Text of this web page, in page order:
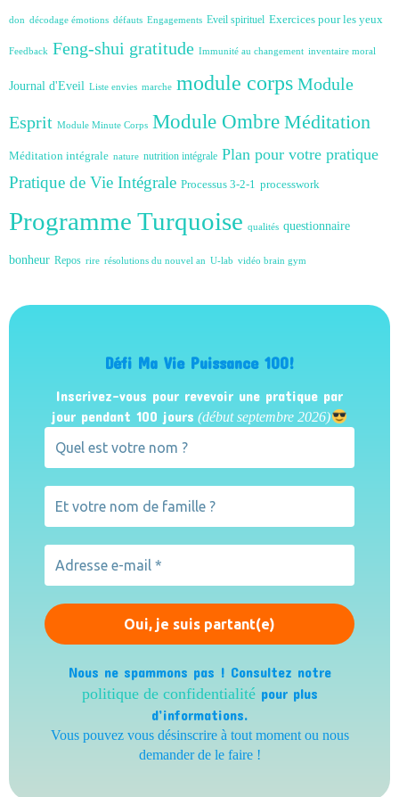
don décodage émotions défauts Engagements Eveil spirituel Exercices pour les yeux
Feedback Feng-shui gratitude Immunité au changement inventaire moral
Journal d'Eveil Liste envies marche module corps Module
Esprit Module Minute Corps Module Ombre Méditation
Méditation intégrale nature nutrition intégrale Plan pour votre pratique
Pratique de Vie Intégrale Processus 3-2-1 processwork
Programme Turquoise qualités questionnaire
bonheur Repos rire résolutions du nouvel an U-lab vidéo brain gym
Défi Ma Vie Puissance 100!
Inscrivez-vous pour revevoir une pratique par
jour pendant 100 jours (début septembre 2026)
Nous ne spammons pas ! Consultez notre
politique de confidentialitépour plus
d’informations.
Vous pouvez vous désinscrire à tout moment ou nous
demander de le faire !